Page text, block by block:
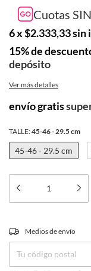
Cuotas
6x$2.333,33sin
15% de
depósito
Ver más detalles
envío gratis
TALLE:45-46 - 29.5 cm
45-46 - 29.5 cm
Entregas para el CP:
Medios de envío